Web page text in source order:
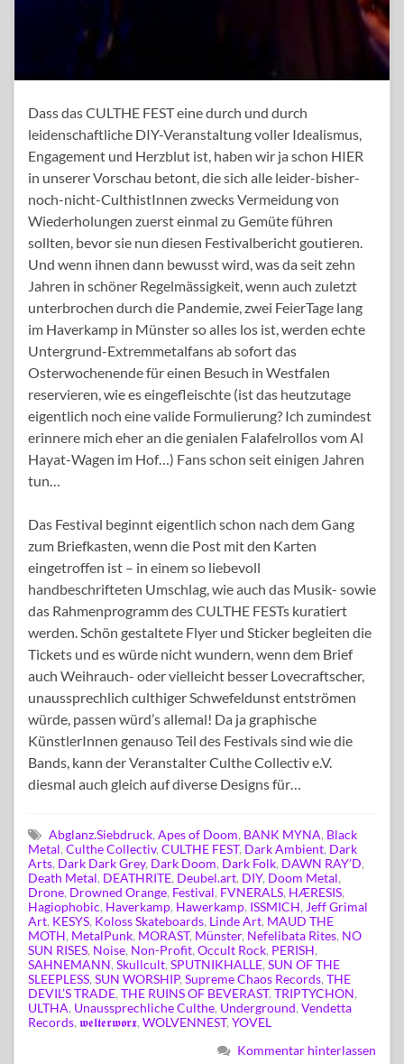
Dass das CULTHE FEST eine durch und durch
leidenschaftliche DIY-Veranstaltung voller Idealismus,
Engagement und Herzblut ist, haben wir ja schon HIER
in unserer Vorschau betont, die sich alle leider-bisher-
noch-nicht-CulthistInnen zwecks Vermeidung von
Wiederholungen zuerst einmal zu Gemüte führen
sollten, bevor sie nun diesen Festivalbericht goutieren.
Und wenn ihnen dann bewusst wird, was da seit zehn
Jahren in schöner Regelmässigkeit, wenn auch zuletzt
unterbrochen durch die Pandemie, zwei FeierTage lang
im Haverkamp in Münster so alles los ist, werden echte
Untergrund-Extremmetalfans ab sofort das
Osterwochenende für einen Besuch in Westfalen
reservieren, wie es eingefleischte (ist das heutzutage
eigentlich noch eine valide Formulierung? Ich zumindest
erinnere mich eher an die genialen Falafelrollos vom Al
Hayat-Wagen im Hof…) Fans schon seit einigen Jahren
tun…
Das Festival beginnt eigentlich schon nach dem Gang
zum Briefkasten, wenn die Post mit den Karten
eingetroffen ist – in einem so liebevoll
handbeschrifteten Umschlag, wie auch das Musik- sowie
das Rahmenprogramm des CULTHE FESTs kuratiert
werden. Schön gestaltete Flyer und Sticker begleiten die
Tickets und es würde nicht wundern, wenn dem Brief
auch Weihrauch- oder vielleicht besser Lovecraftscher,
unaussprechlich culthiger Schwefeldunst entströmen
würde, passen würd’s allemal! Da ja graphische
KünstlerInnen genauso Teil des Festivals sind wie die
Bands, kann der Veranstalter Culthe Collectiv e.V.
diesmal auch gleich auf diverse Designs für…
Abglanz.Siebdruck, Apes of Doom, BANK MYNA, Black
Metal, Culthe Collectiv, CULTHE FEST, Dark Ambient, Dark
Arts, Dark Dark Grey, Dark Doom, Dark Folk, DAWN RAY’D,
Death Metal, DEATHRITE, Deubel.art, DIY, Doom Metal,
Drone, Drowned Orange, Festival, FVNERALS, HÆRESIS,
Hagiophobic, Haverkamp, Hawerkamp, ISSMICH, Jeff Grimal
Art, KESYS, Koloss Skateboards, Linde Art, MAUD THE
MOTH, MetalPunk, MORAST, Münster, Nefelibata Rites, NO
SUN RISES, Noise, Non-Profit, Occult Rock, PERISH,
SAHNEMANN, Skullcult, SPUTNIKHALLE, SUN OF THE
SLEEPLESS, SUN WORSHIP, Supreme Chaos Records, THE
DEVIL’S TRADE, THE RUINS OF BEVERAST, TRIPTYCHON,
ULTHA, Unaussprechliche Culthe, Underground, Vendetta
Records, 𝖜𝖊𝖑𝖙𝖊𝖗𝖜𝖔𝖗𝖝, WOLVENNEST, YOVEL
Kommentar hinterlassen